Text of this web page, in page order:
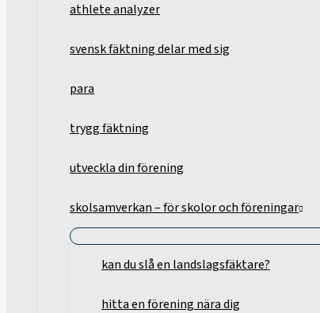
athlete analyzer
svensk fäktning delar med sig
para
trygg fäktning
utveckla din förening
skolsamverkan – för skolor och föreningar
kan du slå en landslagsfäktare?
hitta en förening nära dig